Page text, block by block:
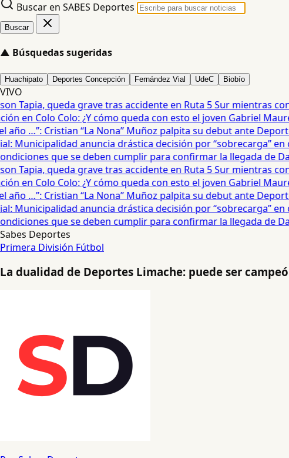
Buscar en SABES Deportes
Buscar
▲ Búsquedas sugeridas
Huachipato Deportes Concepción Fernández Vial UdeC Biobío
VIVO
Tapia, queda grave tras accidente en Ruta 5 Sur mientras
en Colo Colo: ¿Y cómo queda con esto el joven Gabriel
…”: Cristian “La Nona” Muñoz palpita su debut ante
Municipalidad anuncia drástica decisión por “sobrecarga” en
que se deben cumplir para confirmar la llegada de
Tapia, queda grave tras accidente en Ruta 5 Sur mientras
en Colo Colo: ¿Y cómo queda con esto el joven Gabriel
…”: Cristian “La Nona” Muñoz palpita su debut ante
Municipalidad anuncia drástica decisión por “sobrecarga” en
que se deben cumplir para confirmar la llegada de
Sabes Deportes
Primera División Fútbol
La dualidad de Deportes Limache: puede ser